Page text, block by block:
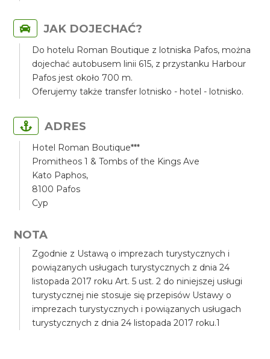
JAK DOJECHAĆ?
Do hotelu Roman Boutique z lotniska Pafos, można
dojechać autobusem linii 615, z przystanku Harbour
Pafos jest około 700 m.
Oferujemy także transfer lotnisko - hotel - lotnisko.
ADRES
Hotel Roman Boutique***
Promitheos 1 & Tombs of the Kings Ave
Kato Paphos,
8100 Pafos
Cyp
NOTA
Zgodnie z Ustawą o imprezach turystycznych i
powiązanych usługach turystycznych z dnia 24
listopada 2017 roku Art. 5 ust. 2 do niniejszej usługi
turystycznej nie stosuje się przepisów Ustawy o
imprezach turystycznych i powiązanych usługach
turystycznych z dnia 24 listopada 2017 roku.1